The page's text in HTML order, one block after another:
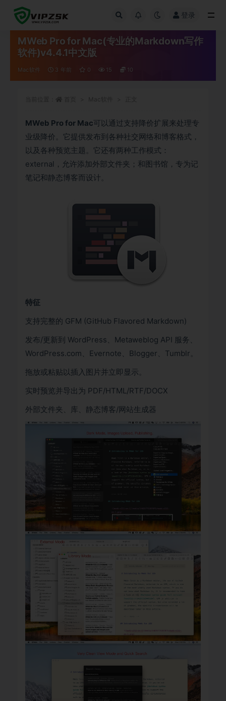
登录
MWeb Pro for Mac(专业的Markdown写作
软件)v4.4.1中文版
Mac软件 3 年前 0 15 10
MWeb Pro for Mac 可以通过支持降价扩展来处理专
业级降价。它提供发布到各种社交网络和博客格式，
以及各种预览主题。它还有两种工作模式：
external，允许添加外部文件夹；和图书馆，专为记
笔记和静态博客而设计。
特征
支持完整的 GFM (GitHub Flavored Markdown)
发布/更新到 WordPress、Metaweblog API 服务、
WordPress.com、Evernote、Blogger、Tumblr。
拖放或粘贴以插入图片并立即显示。
实时预览并导出为 PDF/HTML/RTF/DOCX
外部文件夹、库、静态博客/网站生成器